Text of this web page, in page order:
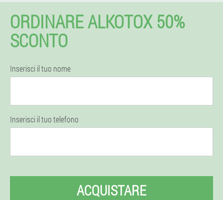
ORDINARE ALKOTOX 50%
SCONTO
Inserisci il tuo nome
Inserisci il tuo telefono
ACQUISTARE